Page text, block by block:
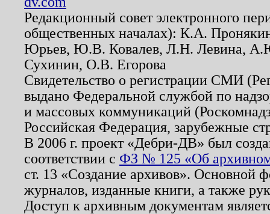
Редакционный совет электронного
общественных началах): К.А.
Юрьев, Ю.В. Ковалев, Л.Н. Левина,
Сухинин, О.В. Егорова
Свидетельство о регистрации СМИ
выдано Федеральной службой по
и массовых коммуникаций
Российская Федерация, зарубежные
В 2006 г. проект «Дебри-ДВ» был
соответствии с ФЗ № 125 «Об
ст. 13 «Создание архивов». Основной
журналов, изданные книги, а также
Доступ к архивным документам